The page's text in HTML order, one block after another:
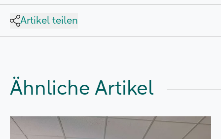
Artikel teilen
Ähnliche Artikel